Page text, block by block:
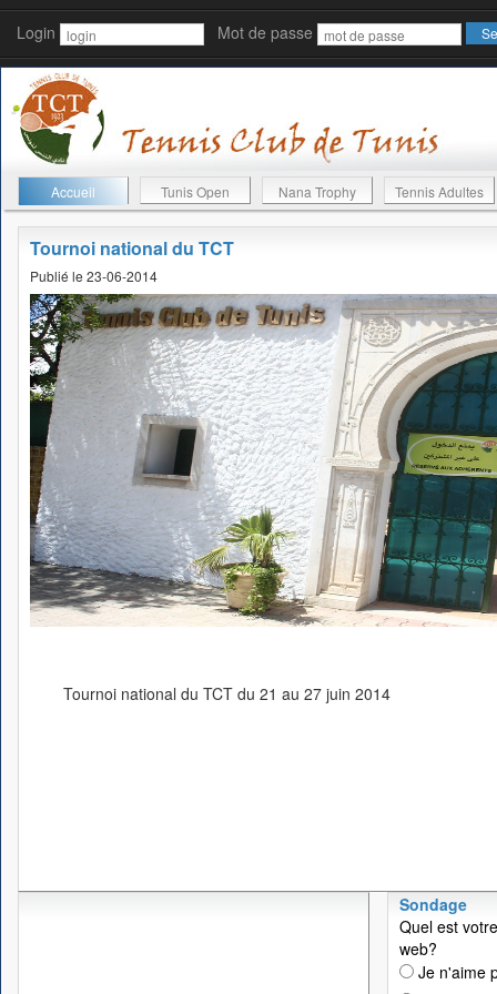
Login Mot de passe
Accueil Tunis Open Nana Trophy Tennis Adultes
Tournoi national du TCT
Publié le 23-06-2014
Tournoi national du TCT du 21 au 27 juin 2014
Sondage
Quel est
web?
Je n'aime